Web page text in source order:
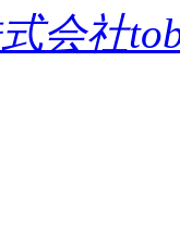
会社